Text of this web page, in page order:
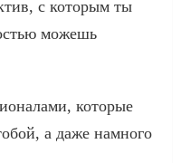
с которым ты
можешь
которые
а даже намного